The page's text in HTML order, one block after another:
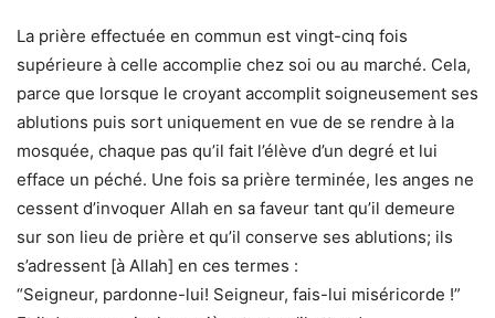
La prière effectuée en commun est vingt-cinq fois
supérieure à celle accomplie chez soi ou au marché. Cela,
parce que lorsque le croyant accomplit soigneusement ses
ablutions puis sort uniquement en vue de se rendre à la
mosquée, chaque pas qu’il fait l’élève d’un degré et lui
efface un péché. Une fois sa prière terminée, les anges ne
cessent d’invoquer Allah en sa faveur tant qu’il demeure
sur son lieu de prière et qu’il conserve ses ablutions; ils
s’adressent [à Allah] en ces termes :
“Seigneur, pardonne-lui! Seigneur, fais-lui miséricorde !”